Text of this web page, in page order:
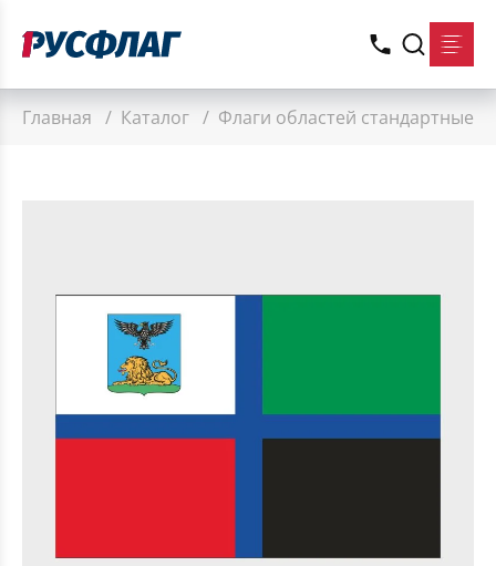
Главная / Каталог / Флаги областей стандартные